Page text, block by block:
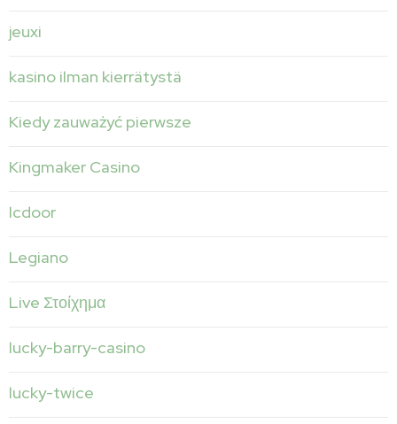
jeuxi
kasino ilman kierrätystä
Kiedy zauważyć pierwsze
Kingmaker Casino
lcdoor
Legiano
Live Στοίχημα
lucky-barry-casino
lucky-twice